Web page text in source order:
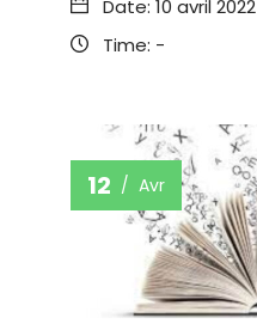
Date: 10 avril 2022
Time: -
12 Avr